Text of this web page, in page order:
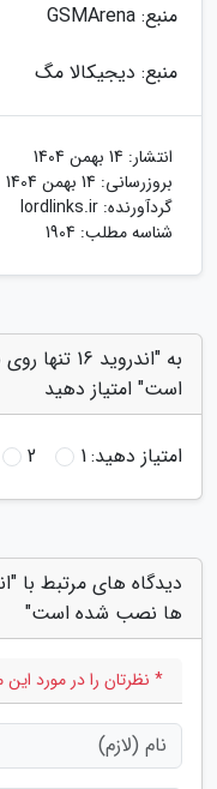
منبع: GSMArena
منبع: دیجیکالا مگ
انتشار: 14 بهمن 1404
بروزرسانی: 14 بهمن 1404
گردآورنده: lordlinks.ir
شناسه مطلب: 1904
است" امتیاز دهید
امتیاز دهید:1
2
ها نصب شده است"
* نظرتان را در مورد این